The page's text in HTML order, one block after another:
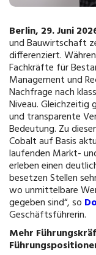
Berlin, 29. Juni
und Bauwirtschaft
differenziert.
Fachkräfte für
Management und
Nachfrage nach
Niveau. Gleichzeitig
und transparente
Bedeutung. Zu
Cobalt auf Basis
laufenden Markt-
erleben einen
besetzen Stellen
wo unmittelbare
gegeben sind“, so
Geschäftsführerin.
Mehr